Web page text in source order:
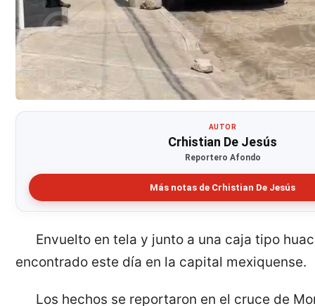
AUTOR
Crhistian De Jesús
Reportero Afondo
Más notas de Crhistian De Jesús
Envuelto en tela y junto a una caja tipo
encontrado este día en la capital mexiquense.
Los hechos se reportaron en el cruce de